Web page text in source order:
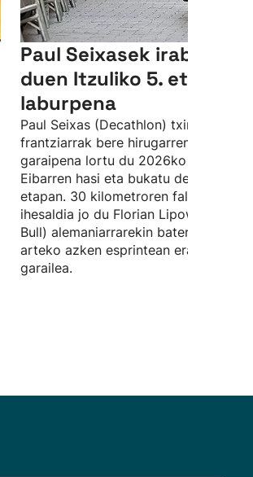
Paul Seixasek irabazi
duen Itzuliko 5.
laburpena
Paul Seixas (Decathlon) txirrindulari
frantziarrak bere hirugarren etapa
garaipena lortu du 2026ko Itzulian,
Eibarren hasi eta bukatu den
etapan. 30 kilometroren faltan,
ihesaldia jo du Florian Lipowitz (Red
Bull) alemaniarrarekin batera, eta bien
arteko azken esprintean erabaki da
garailea.